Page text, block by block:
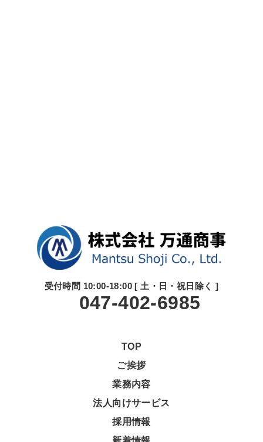
受付時間 10:00-18:00 [ 土・日・祝日除く ]
047-402-6985
TOP
ご挨拶
業務内容
法人向けサービス
採用情報